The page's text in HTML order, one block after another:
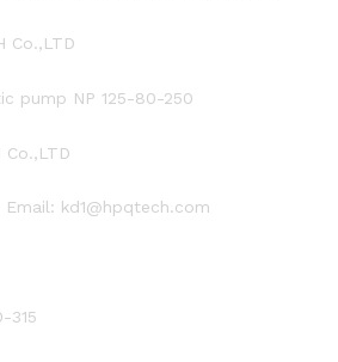
Co.,LTD
pump NP 125-80-250
Co.,LTD
kd1@hpqtech.com
315